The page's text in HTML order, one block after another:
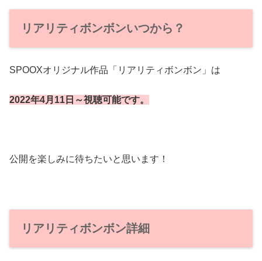
リアリティボンボンいつから？
SPOOXオリジナル作品「リアリティボンボン」は
2022年4月11日～視聴可能です。
公開を楽しみに待ちたいと思います！
リアリティボンボン詳細